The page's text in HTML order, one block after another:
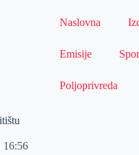
Naslovna
Emisije
Poljoprivreda
16:56